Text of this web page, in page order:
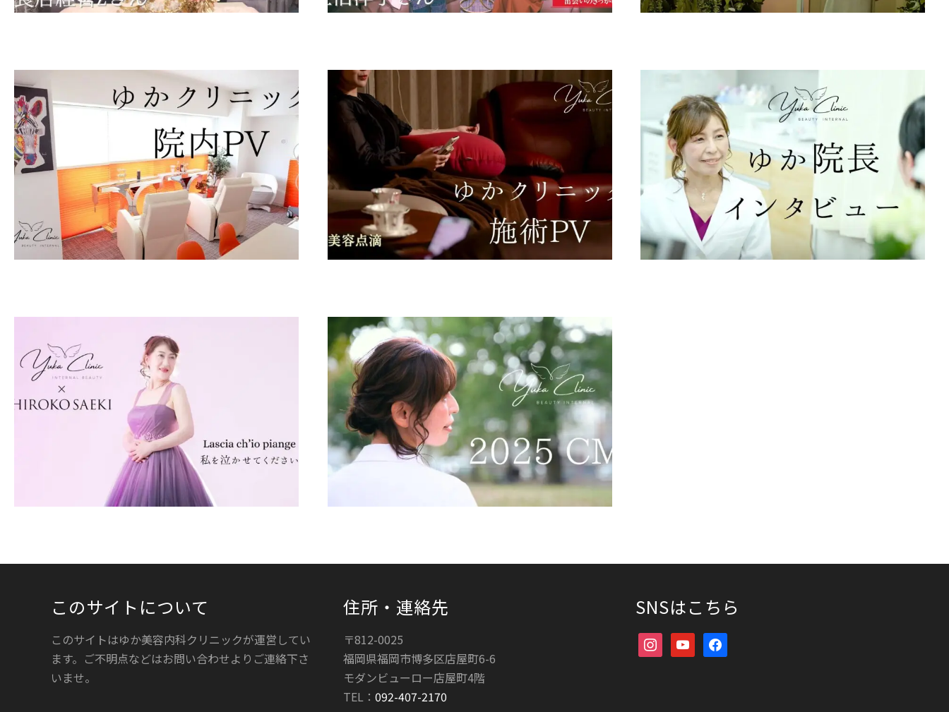
このサイトについて
このサイトはゆか美容内科クリニックが運営してい
ます。ご不明点などはお問い合わせよりご連絡下さ
いませ。
住所・連絡先
〒812-0025
福岡県福岡市博多区店屋町6-6
モダンビューロー店屋町4階
TEL： 092-407-2170
SNSはこちら
instagramyoutubefacebook